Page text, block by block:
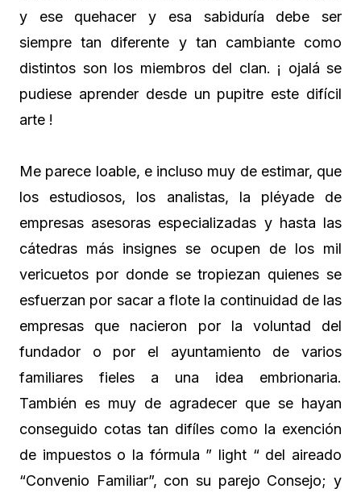
y ese quehacer y esa sabiduría debe ser
siempre tan diferente y tan cambiante como
distintos son los miembros del clan. ¡ ojalá se
pudiese aprender desde un pupitre este difícil
arte !
Me parece loable, e incluso muy de estimar, que
los estudiosos, los analistas, la pléyade de
empresas asesoras especializadas y hasta las
cátedras más insignes se ocupen de los mil
vericuetos por donde se tropiezan quienes se
esfuerzan por sacar a flote la continuidad de las
empresas que nacieron por la voluntad del
fundador o por el ayuntamiento de varios
familiares fieles a una idea embrionaria.
También es muy de agradecer que se hayan
conseguido cotas tan difíles como la exención
de impuestos o la fórmula ” light “ del aireado
“Convenio Familiar”, con su parejo Consejo; y